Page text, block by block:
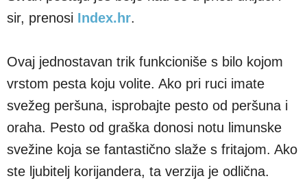
sir, prenosi Index.hr.
Ovaj jednostavan trik funkcioniše s bilo kojom
vrstom pesta koju volite. Ako pri ruci imate
svežeg peršuna, isprobajte pesto od peršuna i
oraha. Pesto od graška donosi notu limunske
svežine koja se fantastično slaže s fritajom. Ako
ste ljubitelj korijandera, ta verzija je odlična.